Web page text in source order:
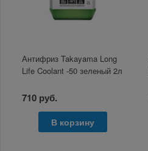
Антифриз Takayama Long
Life Coolant -50 зеленый 2л
710 руб.
В корзину